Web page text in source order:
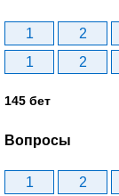
1 2
1
2
145 бет
Вопросы
1 2